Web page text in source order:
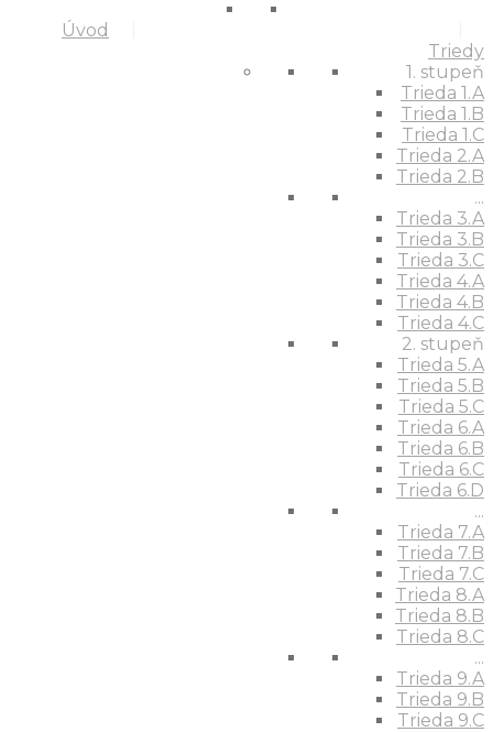
Úvod
Triedy
1. stupeň
Trieda 1.A
Trieda 1.B
Trieda 1.C
Trieda 2.A
Trieda 2.B
...
Trieda 3.A
Trieda 3.B
Trieda 3.C
Trieda 4.A
Trieda 4.B
Trieda 4.C
2. stupeň
Trieda 5.A
Trieda 5.B
Trieda 5.C
Trieda 6.A
Trieda 6.B
Trieda 6.C
Trieda 6.D
...
Trieda 7.A
Trieda 7.B
Trieda 7.C
Trieda 8.A
Trieda 8.B
Trieda 8.C
...
Trieda 9.A
Trieda 9.B
Trieda 9.C